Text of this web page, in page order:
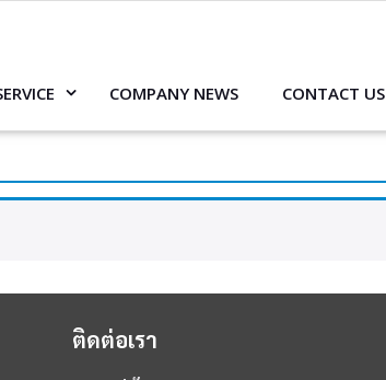
COMPANY NEWS CONTACT US
ติดต่อเรา